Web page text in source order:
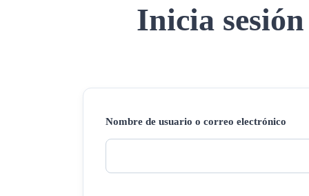
Inicia sesión
Nombre de usuario o correo electrónico